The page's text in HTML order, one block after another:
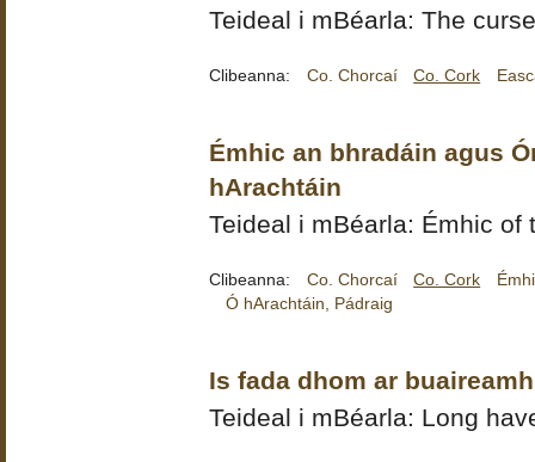
Teideal i mBéarla: The
Clibeanna: Co. Chorcaí Co. Cork
Émhic an bhradáin agus
hArachtáin
Teideal i mBéarla: Émhic
Clibeanna: Co. Chorcaí Co. Cork
Ó hArachtáin, Pádraig
Is fada dhom ar
Teideal i mBéarla: Long